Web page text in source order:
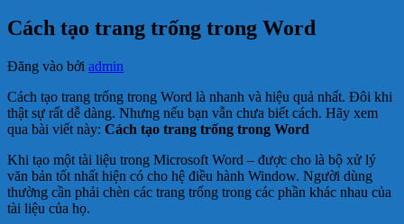
Cách tạo trang trống trong Word
Đăng vào bởi admin
Cách tạo trang trống trong Word là nhanh và hiệu quả nhất. Đôi khi
thật sự rất dễ dàng. Nhưng nếu bạn vẫn chưa biết cách. Hãy xem
qua bài viết này: Cách tạo trang trống trong Word
Khi tạo một tài liệu trong Microsoft Word – được cho là bộ xử lý
văn bản tốt nhất hiện có cho hệ điều hành Window. Người dùng
thường cần phải chèn các trang trống trong các phần khác nhau của
tài liệu của họ.